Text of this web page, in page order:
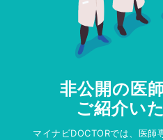
非公開の医
ご紹介い
マイナビDOCTORでは、医師